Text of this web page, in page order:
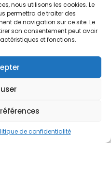
nous utilisons les cookies. Le
permettra de traiter des
de navigation sur ce site. Le
son consentement peut avoir
et fonctions.
de confidentialité